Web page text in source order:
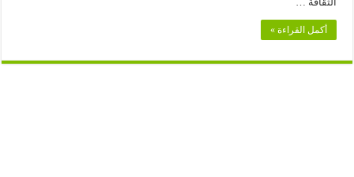
أكمل القراءة »